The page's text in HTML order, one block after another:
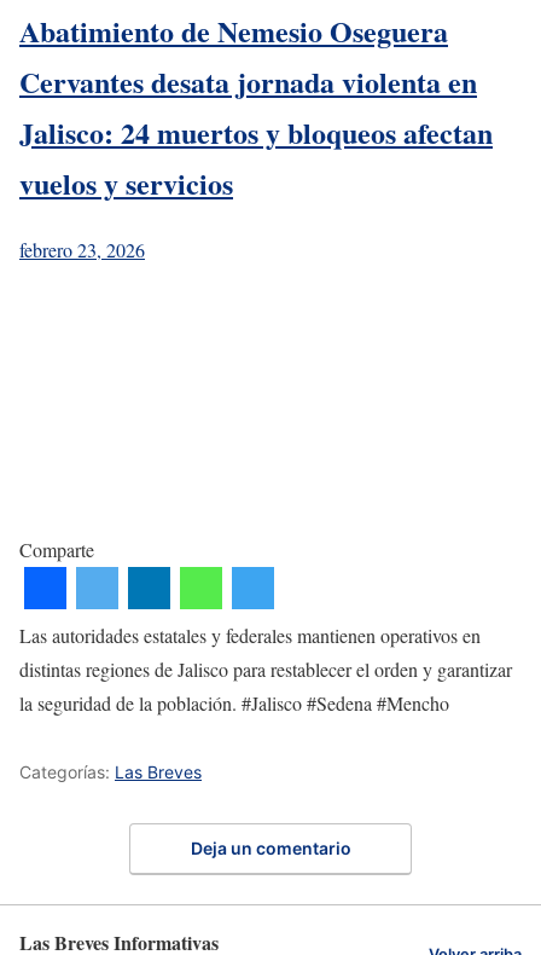
Abatimiento de Nemesio Oseguera
Cervantes desata jornada violenta en
Jalisco: 24 muertos y bloqueos afectan
vuelos y servicios
febrero 23, 2026
Comparte
Las autoridades estatales y federales mantienen operativos en
distintas regiones de Jalisco para restablecer el orden y garantizar
la seguridad de la población. #Jalisco #Sedena #Mencho
Categorías: Las Breves
Deja un comentario
Las Breves Informativas